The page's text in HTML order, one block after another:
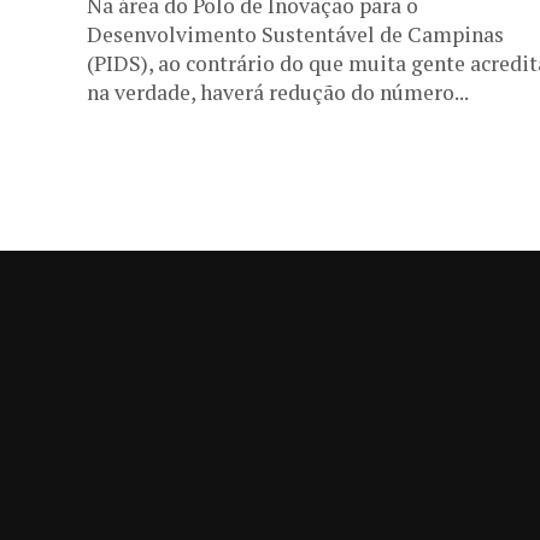
Desenvolvimento Sustentável de Campinas
(PIDS), ao contrário do que muita gente
na verdade, haverá redução do número...